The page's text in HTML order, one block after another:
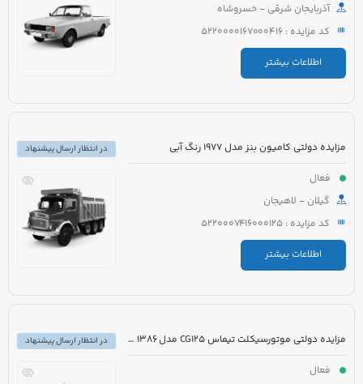
آذربایجان شرقی - خسروشاه
کد مزایده : 5220000167000416
اطلاعات بیشتر
مزایده دولتی کامیون بنز مدل 1977 رنگ آبی
فعال
گیلان - لاهیجان
کد مزایده : 5220007416000125
اطلاعات بیشتر
در انتظار ارسال پیشنهاد
مزایده دولتی موتورسیکلت تیماس CG125 مدل 1386 رنگ قرمز
فعال
در انتظار ارسال پیشنهاد